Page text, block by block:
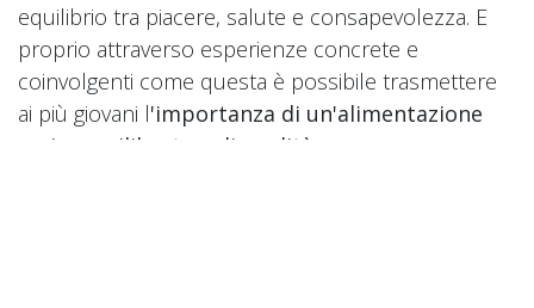
equilibrio tra piacere, salute e consapevolezza. E
proprio attraverso esperienze concrete e
coinvolgenti come questa è possibile trasmettere
ai più giovani l'importanza di un'alimentazione
varia, equilibrata e di qualità